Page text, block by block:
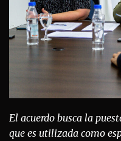
El acuerdo busca la
que es utilizada como